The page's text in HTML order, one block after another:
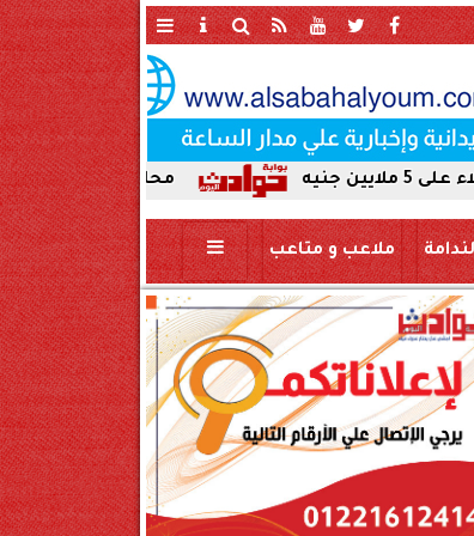
محافظ سوهاج يحيل واقعة ردم
ملاعب و متاعب